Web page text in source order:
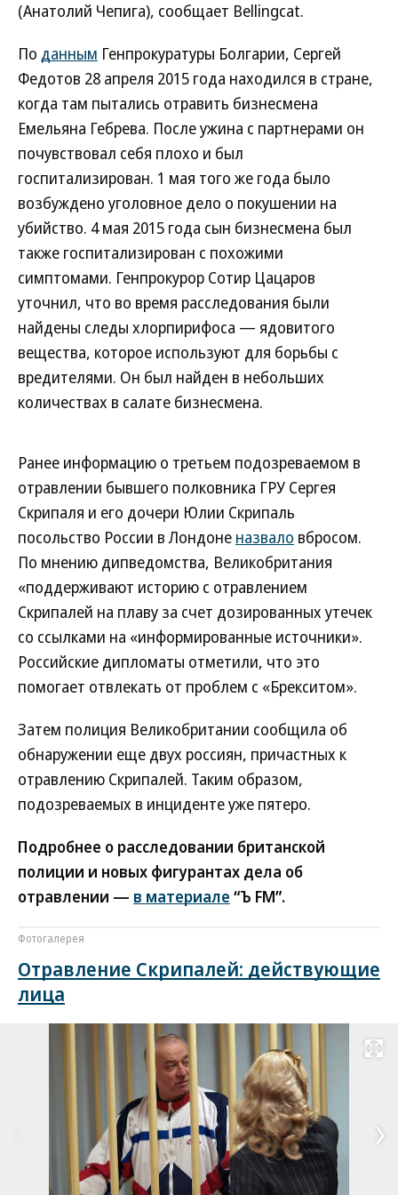
(Анатолий Чепига), сообщает Bellingcat.
По данным Генпрокуратуры Болгарии, Сергей
Федотов 28 апреля 2015 года находился в стране,
когда там пытались отравить бизнесмена
Емельяна Гебрева. После ужина с партнерами он
почувствовал себя плохо и был
госпитализирован. 1 мая того же года было
возбуждено уголовное дело о покушении на
убийство. 4 мая 2015 года сын бизнесмена был
также госпитализирован с похожими
симптомами. Генпрокурор Сотир Цацаров
уточнил, что во время расследования были
найдены следы хлорпирифоса — ядовитого
вещества, которое используют для борьбы с
вредителями. Он был найден в небольших
количествах в салате бизнесмена.
Ранее информацию о третьем подозреваемом в
отравлении бывшего полковника ГРУ Сергея
Скрипаля и его дочери Юлии Скрипаль
посольство России в Лондоне назвало вбросом.
По мнению дипведомства, Великобритания
«поддерживают историю с отравлением
Скрипалей на плаву за счет дозированных утечек
со ссылками на «информированные источники».
Российские дипломаты отметили, что это
помогает отвлекать от проблем с «Брекситом».
Затем полиция Великобритании сообщила об
обнаружении еще двух россиян, причастных к
отравлению Скрипалей. Таким образом,
подозреваемых в инциденте уже пятеро.
Подробнее о расследовании британской
полиции и новых фигурантах дела об
отравлении — в материале “Ъ FM”.
Фотогалерея
Отравление Скрипалей: действующие
лица
Развернуть